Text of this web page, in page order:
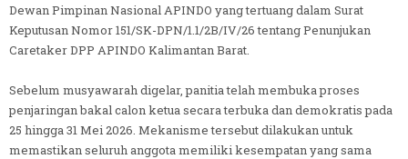
Dewan Pimpinan Nasional APINDO yang tertuang dalam Surat
Keputusan Nomor 151/SK-DPN/1.1/2B/IV/26 tentang Penunjukan
Caretaker DPP APINDO Kalimantan Barat.
Sebelum musyawarah digelar, panitia telah membuka proses
penjaringan bakal calon ketua secara terbuka dan demokratis pada
25 hingga 31 Mei 2026. Mekanisme tersebut dilakukan untuk
memastikan seluruh anggota memiliki kesempatan yang sama